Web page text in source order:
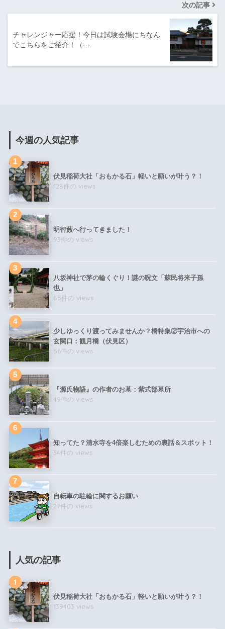
次の記事
チャレンジャー応援！今日は試験会場にちなん
でこちらをご紹介！（…
今週の人気記事
伏見稲荷大社「おもかる石」軽いと願いが叶う？！
128件の views
明智藪へ行ってきました！
93件の views
八坂神社で茅の輪くぐり！謎の呪文「蘇民将来子孫
也」
85件の views
少しゆっくり渡ってみませんか？橋特集②宇治市への
玄関口：観月橋（伏見区）
56件の views
『源氏物語』の作者のお墓：紫式部墓所
49件の views
知ってた？清水寺を4倍楽しむための裏話＆スポット！
34件の views
自転車の駐輪に関するお願い
27件の views
人気の記事
1
伏見稲荷大社「おもかる石」軽いと願いが叶う？！
139403 views